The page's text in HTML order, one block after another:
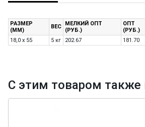
РАЗМЕР
(ММ)
ВЕС
МЕЛКИЙ ОПТ
(РУБ.)
ОПТ
(РУБ.)
18,0 x 55
5 кг 202.67 181.70
С этим товаром также